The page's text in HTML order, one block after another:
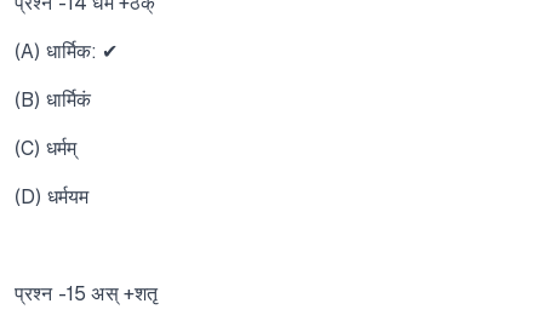
(A) धार्मिक: ✔
(B) धार्मिकं
(C) धर्मम्
(D) धर्मयम
प्रश्न -15 अस् +शतृ